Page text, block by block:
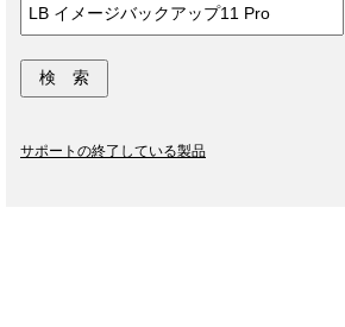
サポートの終了している製品